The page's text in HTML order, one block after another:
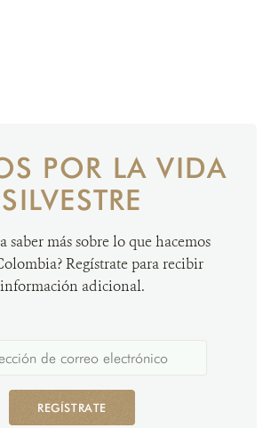
POR LA VIDA
SILVESTRE
saber más sobre lo que hacemos
Regístrate para recibir
información adicional.
REGÍSTRATE